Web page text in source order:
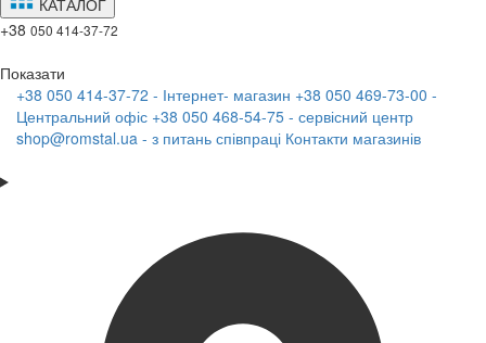
+38 050 414-37-72
Показати
+38 050 414-37-72 - Інтернет- магазин +38 050 469-73-00 -
Центральний офіс +38 050 468-54-75 - сервісний центр
shop@romstal.ua - з питань співпраці Контакти магазинів